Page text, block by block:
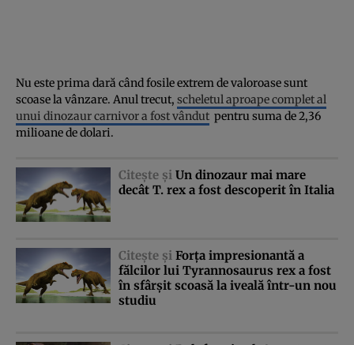
Nu este prima dară când fosile extrem de valoroase sunt
scoase la vânzare. Anul trecut, scheletul aproape complet al
unui dinozaur carnivor a fost vândut pentru suma de 2,36
milioane de dolari.
Citeşte şi Un dinozaur mai mare
decât T. rex a fost descoperit în Italia
Citeşte şi Forţa impresionantă a
fălcilor lui Tyrannosaurus rex a fost
în sfârşit scoasă la iveală într-un nou
studiu